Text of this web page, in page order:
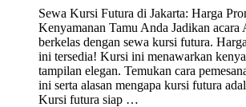
Sewa Kursi Futura di Jakarta: Harga
Kenyamanan Tamu Anda Jadikan acara
berkelas dengan sewa kursi futura.
ini tersedia! Kursi ini menawarkan
tampilan elegan. Temukan cara
ini serta alasan mengapa kursi futura
Kursi futura siap …